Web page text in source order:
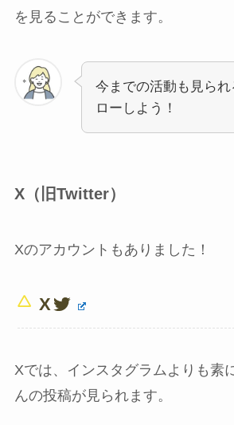
を見ることができます。
今までの活動も見られ
ローしよう！
X（旧Twitter）
Xのアカウントもありました！
X
Xでは、インスタグラムよりも素
んの投稿が見られます。